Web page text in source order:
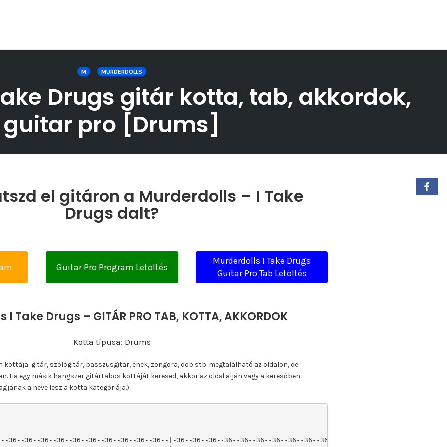
M MURDERDOLLS
Drugs gitár kotta, tab, akkordok,
guitar pro [Drums]
el gitáron a Murderdolls – I Take
Drugs dalt?
Guitar Pro Program Letöltés
Murderdolls I Take Drugs
Guitar Pro Tab Letöltés
Take Drugs – GITÁR PRO TAB, KOTTA, AKKORDOK
Kotta típusa: Drums
kottája: gitár, szólógitár, basszusgitár, ének, zongora, dob stb. megtalálható az oldalon, de
Ha egy másik hangszer gitártabos kottáját keresed, akkor az oldal alján vagy a keresőben
a neve lesz a kotta kategóriája.)